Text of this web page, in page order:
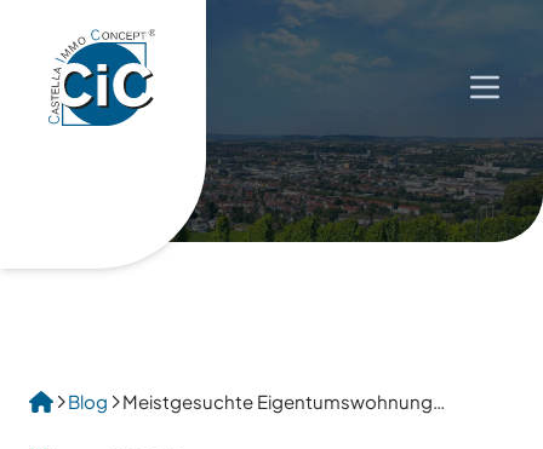
Menü
Blog
Meistgesuchte Eigentumswohnung